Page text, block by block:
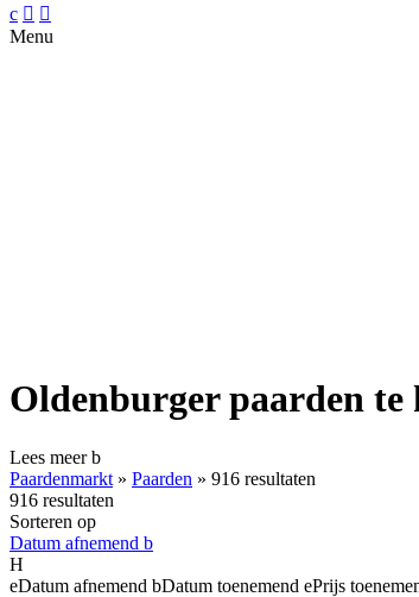
c  
Menu
Oldenburger paarden te
Lees meerb
Paardenmarkt » Paarden » 916 resultaten
916 resultaten
Sorteren op
Datum afnemend b
H
eDatum afnemend bDatum toenemend ePrijs